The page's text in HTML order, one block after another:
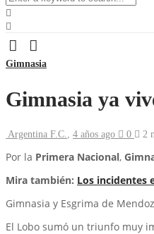
Gimnasia
Gimnasia ya
Argentina F.C. 4 años ago 0 2
Por la Primera Nacional,
Mira también: Los incidentes
Gimnasia y Esgrima de
El Lobo sumó un triunfo muy